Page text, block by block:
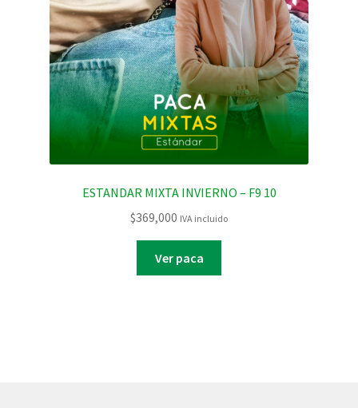
ESTANDAR MIXTA INVIERNO – F9 10
$369,000 IVA incluido
Ver paca